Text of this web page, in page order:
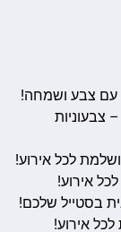
עם צבע ושמחה!
צבעוניות
לכל אירוע!
אירוע!
בסטייל שלכם!
אירוע!